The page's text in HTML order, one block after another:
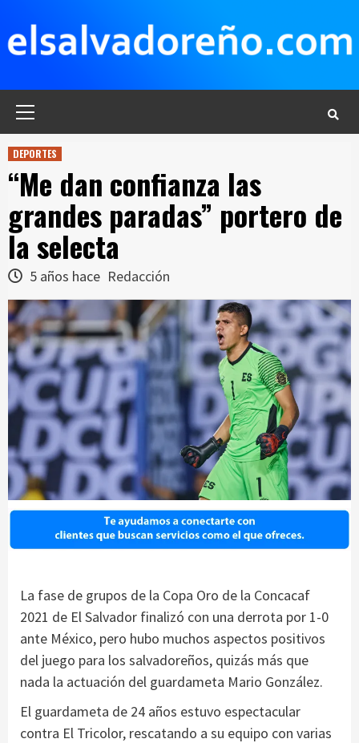
contenido
DEPORTES
“Me dan confianza las
grandes paradas” portero de
la selecta
5 años hace Redacción
La fase de grupos de la Copa Oro de la Concacaf
2021 de El Salvador finalizó con una derrota por 1-0
ante México, pero hubo muchos aspectos positivos
del juego para los salvadoreños, quizás más que
nada la actuación del guardameta Mario González.
El guardameta de 24 años estuvo espectacular
contra El Tricolor, rescatando a su equipo con varias